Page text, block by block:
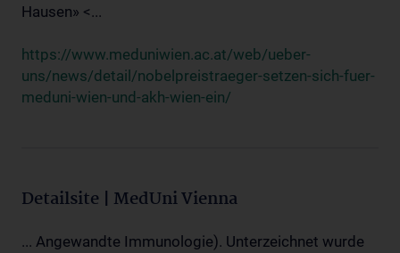
Hausen» <...
https://www.meduniwien.ac.at/web/ueber-
uns/news/detail/nobelpreistraeger-setzen-sich-fuer-
meduni-wien-und-akh-wien-ein/
Detailsite | MedUni Vienna
... Angewandte Immunologie). Unterzeichnet wurde